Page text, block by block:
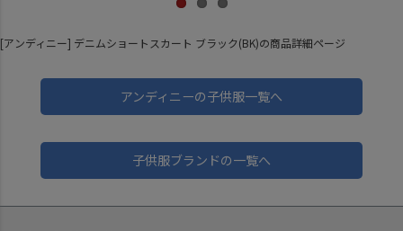
[アンディニー] デニムショートスカート ブラック(BK)の商品詳細ページ
アンディニーの子供服一覧へ
子供服ブランドの一覧へ